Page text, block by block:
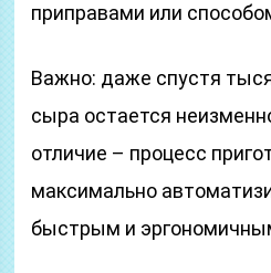
приправами или
Важно: даже спустя
сыра остается
отличие – процесс
максимально
быстрым и